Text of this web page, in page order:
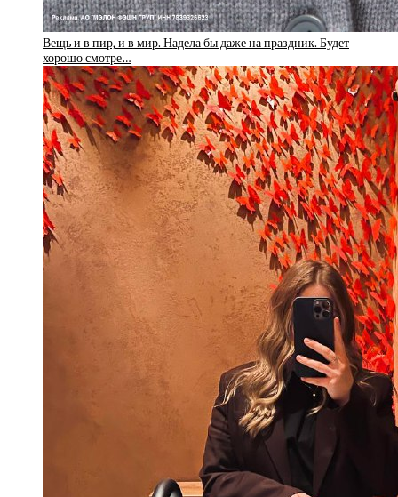
Вещь и в пир, и в мир. Надела бы даже на праздник. Будет
хорошо смотре…